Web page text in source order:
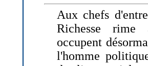
Aux chefs
Richesse rime
occupent
l'homme